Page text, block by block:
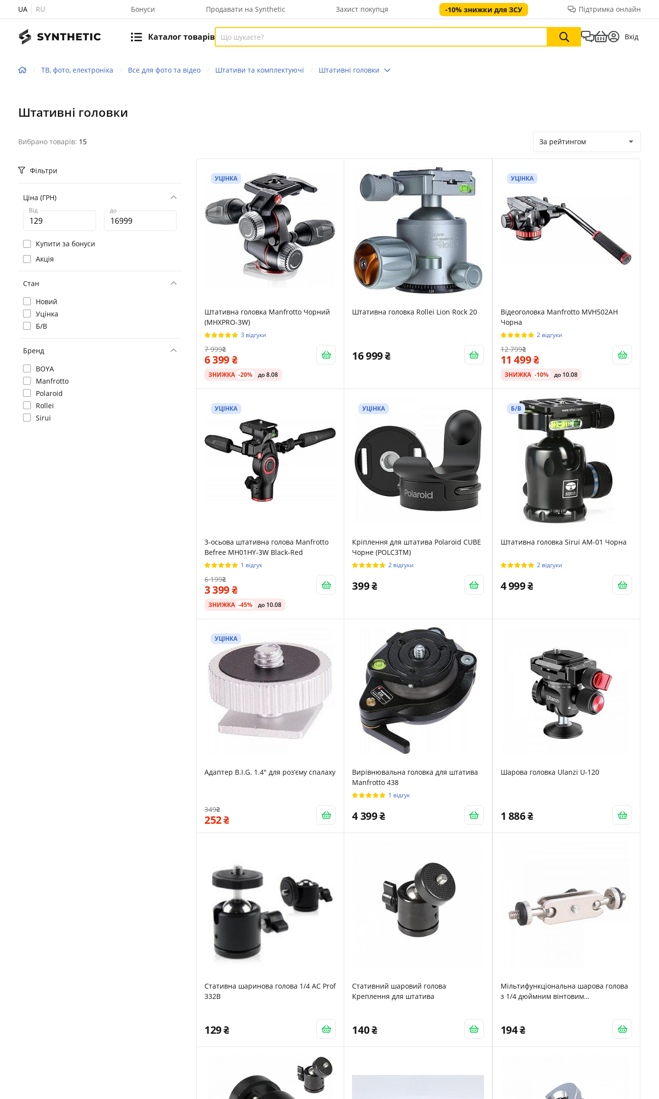
UA RU Бонуси Продавати на Synthetic Захист покупця -10% знижки для ЗСУ Підтримка онлайн
Каталог товарів Вхід
ТВ, фото, електроніка Все для фото та відео Штативи та комплектуючі Штативні головки
Штативні головки
Вибрано товарів: 15 За рейтингом
Фільтри
Ціна (ГРН)
Від до
Купити за бонуси
Акція
Стан
Новий
Уцінка
Б/В
Бренд
BOYA
Manfrotto
Polaroid
Rollei
Sirui
УЦІНКА
Штативна головка Manfrotto Чорний
(MHXPRO-3W)
3 відгуки
7 999
6 399
ЗНИЖКА -20% до 8.08
Штативна головка Rollei Lion Rock 20
16 999
УЦІНКА
Відеоголовка Manfrotto MVH502AH
Чорна
2 відгуки
12 799
11 499
ЗНИЖКА -10% до 10.08
УЦІНКА
3-осьова штативна голова Manfrotto
Befree MH01HY-3W Black-Red
1 відгук
6 199
3 399
ЗНИЖКА -45% до 10.08
УЦІНКА
Кріплення для штатива Polaroid CUBE
Чорне (POLC3TM)
2 відгуки
399
Б/В
Штативна головка Sirui AM-01 Чорна
2 відгуки
4 999
УЦІНКА
Адаптер B.I.G. 1.4" для розʼєму спалаху
349
252
Вирівнювальна головка для штатива
Manfrotto 438
1 відгук
4 399
Шарова головка Ulanzi U-120
1 886
Стативна шаринова голова 1/4 AC Prof
332B
129
Стативний шаровий голова
Креплення для штатива
140
Мільтифункціональна шарова голова
з 1/4 дюймним вінтовим
194